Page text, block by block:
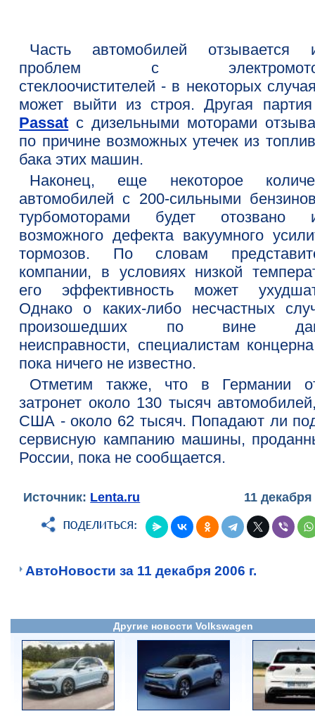
Часть автомобилей отзывается
проблем с
стеклоочистителей - в некоторых
может выйти из строя. Другая
Passat с дизельными моторами
по причине возможных утечек из
бака этих машин.
Наконец, еще некоторое
автомобилей с 200-сильными
турбомоторами будет отозвано
возможного дефекта вакуумного
тормозов. По словам
компании, в условиях низкой
его эффективность может
Однако о каких-либо несчастных
произошедших по вине
неисправности, специалистам
пока ничего не известно.
Отметим также, что в Германии
затронет около 130 тысяч
США - около 62 тысяч. Попадают ли
сервисную кампанию машины,
России, пока не сообщается.
Источник: Lenta.ru 11 декабря
АвтоНовости за 11 декабря 2006 г.
Другие новости Volkswagen